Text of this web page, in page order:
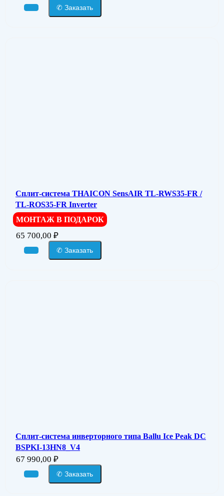
✆ Заказать
Сплит-система THAICON SensAIR TL-RWS35-FR /
TL-ROS35-FR Inverter
МОНТАЖ В ПОДАРОК
65 700,00 ₽
✆ Заказать
Сплит-система инверторного типа Ballu Ice Peak DC
BSPKI-13HN8_V4
67 990,00 ₽
✆ Заказать